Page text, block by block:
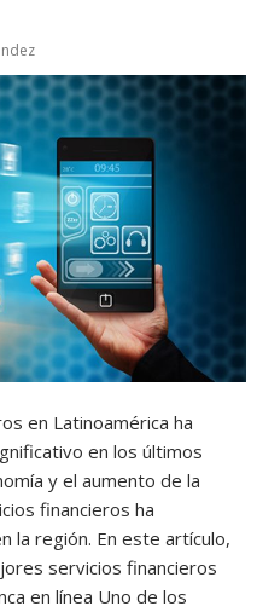
en Latinoamérica ha
en los últimos
y el aumento de la
financieros ha
la región. En este artículo,
servicios financieros
en línea Uno de los